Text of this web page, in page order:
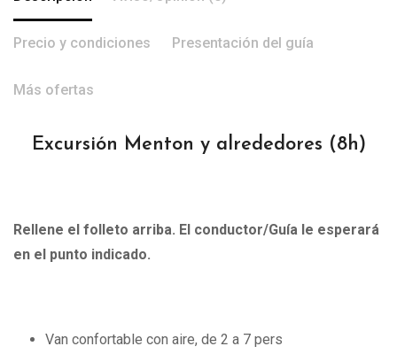
Precio y condiciones Presentación del guía
Más ofertas
Excursión Menton y alrededores (8h)
Rellene el folleto arriba. El conductor/Guía le esperará
en el punto indicado.
Van confortable con aire, de 2 a 7 pers